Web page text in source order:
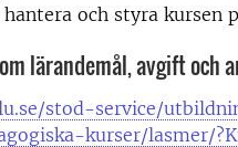
och styra kursen
lärandemål, avgift och
stod-service/
kurser/lasmer/